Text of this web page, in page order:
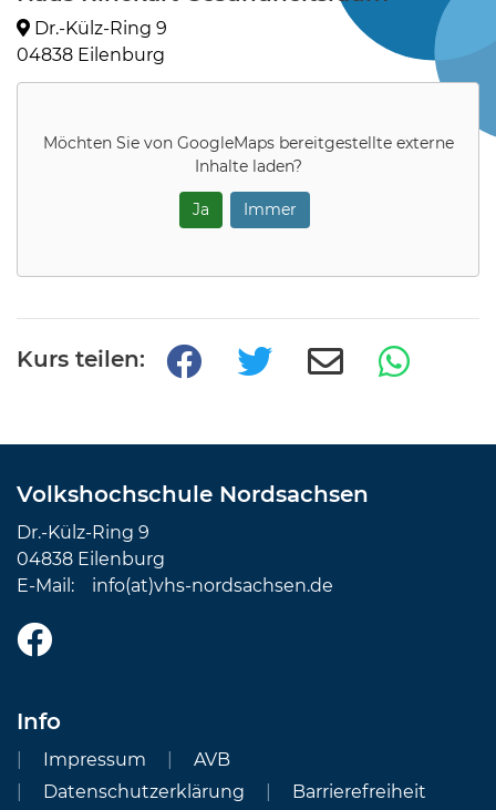
Dr.-Külz-Ring 9
04838 Eilenburg
Möchten Sie von GoogleMapsbereitgestellte externe
Inhalte laden?
Ja Immer
Kurs teilen:
Volkshochschule Nordsachsen
Dr.-Külz-Ring 9
04838 Eilenburg
E-Mail: info(at)vhs-nordsachsen.de
Info
Impressum
AVB
Datenschutzerklärung
Barrierefreiheit